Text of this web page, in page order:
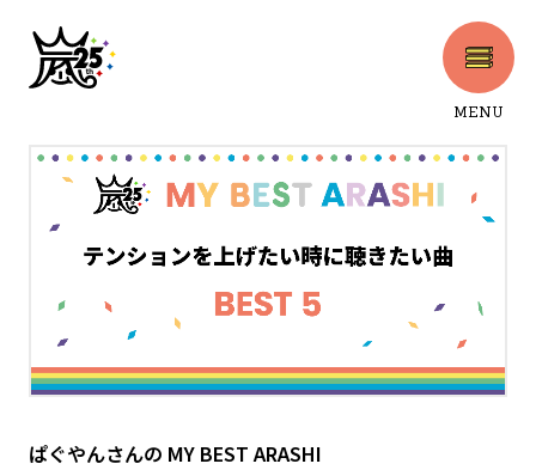
MENU
ぱぐやんさんの MY BEST ARASHI